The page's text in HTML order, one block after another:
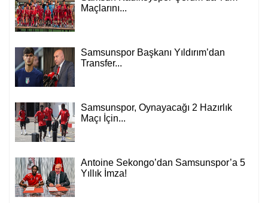
Maçlarını...
Samsunspor Başkanı Yıldırım’dan
Transfer...
Samsunspor, Oynayacağı 2 Hazırlık
Maçı İçin...
Antoine Sekongo’dan Samsunspor’a 5
Yıllık İmza!